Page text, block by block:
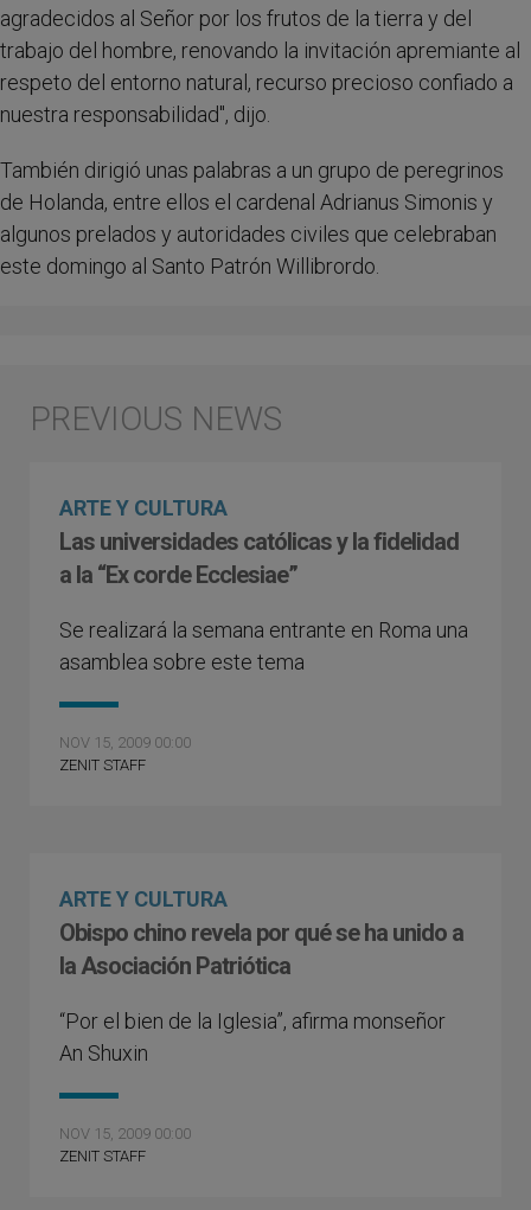
agradecidos al Señor por los frutos de la tierra y del
trabajo del hombre, renovando la invitación apremiante al
respeto del entorno natural, recurso precioso confiado a
nuestra responsabilidad", dijo.
También dirigió unas palabras a un grupo de peregrinos
de Holanda, entre ellos el cardenal Adrianus Simonis y
algunos prelados y autoridades civiles que celebraban
este domingo al Santo Patrón Willibrordo.
ARTE Y CULTURA
Las universidades católicas y la fidelidad
a la “Ex corde Ecclesiae”
Se realizará la semana entrante en Roma una
asamblea sobre este tema
NOV 15, 2009 00:00
ZENIT STAFF
ARTE Y CULTURA
Obispo chino revela por qué se ha unido a
la Asociación Patriótica
“Por el bien de la Iglesia”, afirma monseñor
An Shuxin
NOV 15, 2009 00:00
ZENIT STAFF